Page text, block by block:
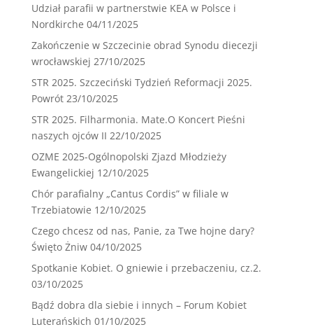
Udział parafii w partnerstwie KEA w Polsce i
Nordkirche 04/11/2025
Zakończenie w Szczecinie obrad Synodu diecezji
wrocławskiej 27/10/2025
STR 2025. Szczeciński Tydzień Reformacji 2025.
Powrót 23/10/2025
STR 2025. Filharmonia. Mate.O Koncert Pieśni
naszych ojców II 22/10/2025
OZME 2025-Ogólnopolski Zjazd Młodzieży
Ewangelickiej 12/10/2025
Chór parafialny „Cantus Cordis” w filiale w
Trzebiatowie 12/10/2025
Czego chcesz od nas, Panie, za Twe hojne dary?
Święto Żniw 04/10/2025
Spotkanie Kobiet. O gniewie i przebaczeniu, cz.2.
03/10/2025
Bądź dobra dla siebie i innych – Forum Kobiet
Luterańskich 01/10/2025